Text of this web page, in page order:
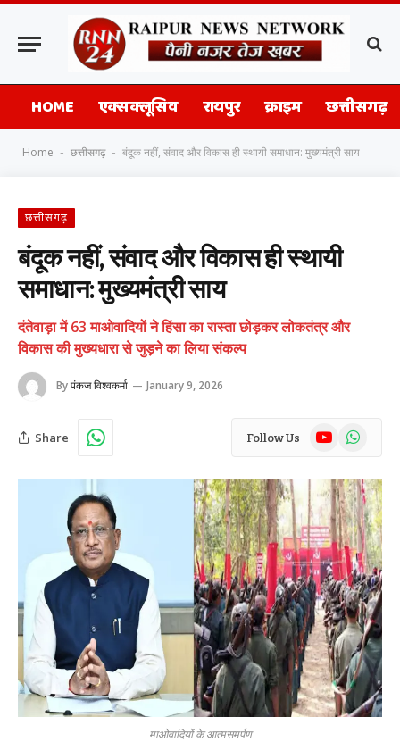
HOME एक्सक्लूसिव रायपुर क्राइम छत्तीसगढ़
Home - छत्तीसगढ़ - बंदूक नहीं, संवाद और विकास ही स्थायी समाधान: मुख्यमंत्री साय
छत्तीसगढ़
बंदूक नहीं, संवाद और विकास ही स्थायी
समाधान: मुख्यमंत्री साय
दंतेवाड़ा में 63 माओवादियों ने हिंसा का रास्ता छोड़कर लोकतंत्र और
विकास की मुख्यधारा से जुड़ने का लिया संकल्प
Byपंकज विश्वकर्मा January 9, 2026
Share Follow Us YouTubeWhatsApp
माओवादियों के आत्मसमर्पण